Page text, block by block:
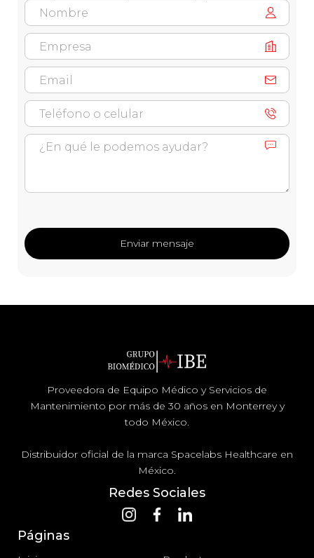
Proveedora de Equipo Médico y Servicios de
Mantenimiento por más de 30 años en Monterrey y
todo México.
Distribuidor oficial de la marca Spacelabs Healthcare en
México.
Redes Sociales
Páginas